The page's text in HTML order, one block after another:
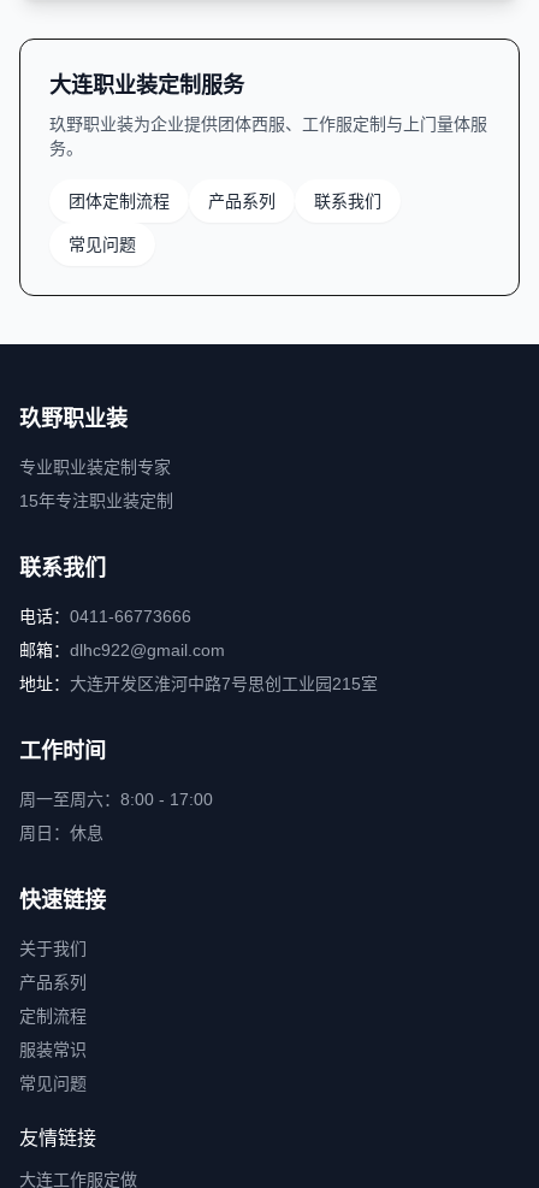
大连职业装定制服务
玖野职业装为企业提供团体西服、工作服定制与上门量体服
务。
团体定制流程 产品系列 联系我们
常见问题
玖野职业装
专业职业装定制专家
15年专注职业装定制
联系我们
电话： 0411-66773666
邮箱： dlhc922@gmail.com
地址： 大连开发区淮河中路7号思创工业园215室
工作时间
周一至周六：8:00 - 17:00
周日：休息
快速链接
关于我们
产品系列
定制流程
服装常识
常见问题
友情链接
大连工作服定做